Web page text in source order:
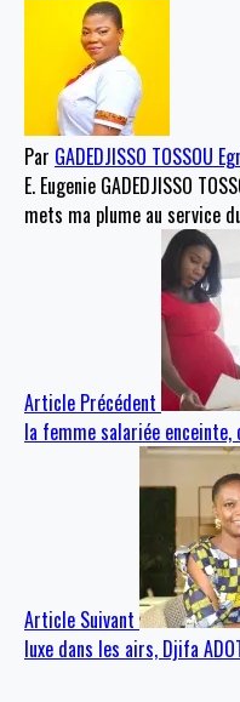
Par GADEDJISSO TOSSOU
E. Eugenie GADEDJISSO
mets ma plume au service
Article Précédent
la femme salariée
Article Suivant
luxe dans les airs, Djifa